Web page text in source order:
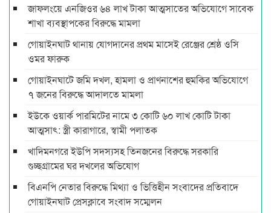
জাফলংয়ে এনজিওর ৬৪ লাখ টাকা আত্মসাতের অভিযোগে সাবেক
শাখা ব্যবস্থাপকের বিরুদ্ধে মামলা
গোয়াইনঘাট থানায় যোগদানের প্রথম মাসেই রেঞ্জের শ্রেষ্ঠ ওসি
ওমর ফারুক
গোয়াইনঘাটে জমি দখল, হামলা ও প্রাণনাশের হুমকির অভিযোগে
৭ জনের বিরুদ্ধে আদালতে মামলা
ইউকে ওয়ার্ক পারমিটের নামে ৩ কোটি ৬০ লাখ কোটি টাকা
আত্মসাৎ: স্ত্রী কারাগারে, স্বামী পলাতক
খাদিমনগরে ইউপি সদস্যসহ তিনজনের বিরুদ্ধে সরকারি
গুচ্ছগ্রামের ঘর দখলের অভিযোগ
বিএনপি নেতার বিরুদ্ধে মিথ্যা ও ভিত্তিহীন সংবাদের প্রতিবাদে
গোয়াইনঘাট প্রেসক্লাবে সংবাদ সম্মেলন